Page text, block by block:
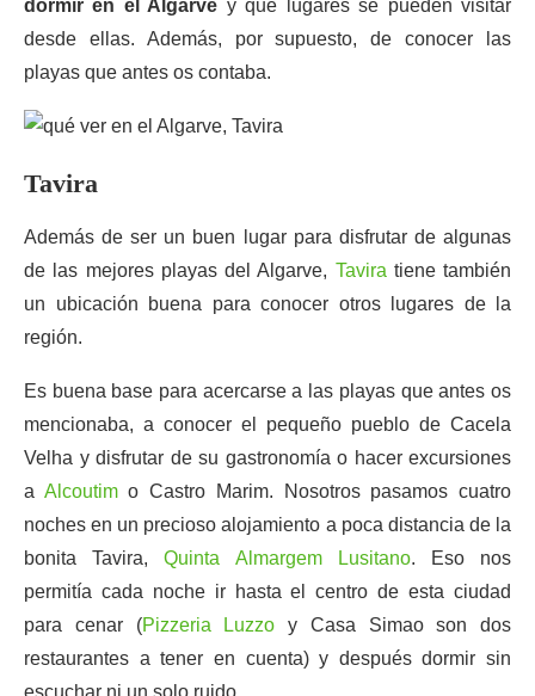
dormir en el Algarve y que lugares se pueden visitar
desde ellas. Además, por supuesto, de conocer las
playas que antes os contaba.
Tavira
Además de ser un buen lugar para disfrutar de algunas
de las mejores playas del Algarve, Tavira tiene también
un ubicación buena para conocer otros lugares de la
región.
Es buena base para acercarse a las playas que antes os
mencionaba, a conocer el pequeño pueblo de Cacela
Velha y disfrutar de su gastronomía o hacer excursiones
a Alcoutimo Castro Marim. Nosotros pasamos cuatro
noches en un precioso alojamiento a poca distancia de la
bonita Tavira,Quinta Almargem Lusitano. Eso nos
permitía cada noche ir hasta el centro de esta ciudad
para cenar (Pizzeria Luzzo y Casa Simao son dos
restaurantes a tener en cuenta) y después dormir sin
escuchar ni un solo ruido.